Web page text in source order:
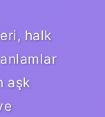
halk
aşk